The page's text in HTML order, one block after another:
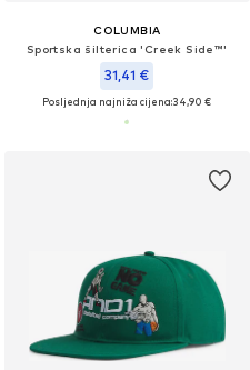
COLUMBIA
Sportska šilterica 'Creek Side™'
31,41 €
Posljednja najniža cijena:34,90 €